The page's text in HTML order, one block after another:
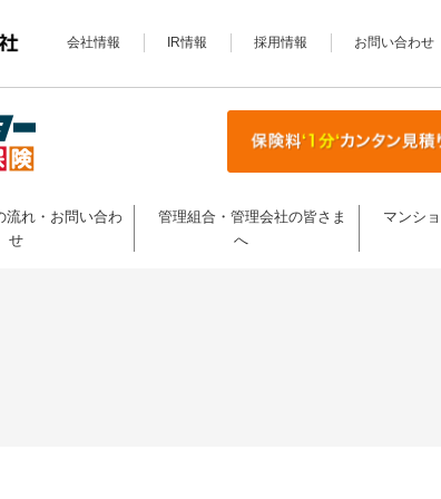
会社情報 IR情報 採用情報 お問い合わせ
流れ・お問い合わ
せ
管理組合・管理会社の皆さま
へ
マンシ